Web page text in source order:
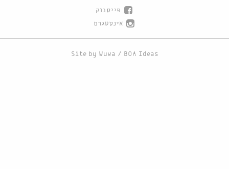
פייסבוק
אינסטגרם
Site by Wuwa / BOA Ideas